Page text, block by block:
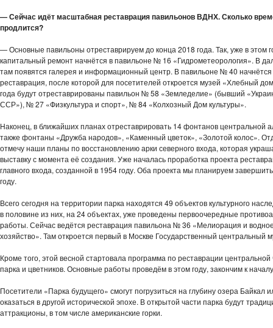
— Сейчас идёт масштабная реставрация павильонов ВДНХ. Сколько
продлится?
— Основные павильоны отреставрируем до конца 2018 года. Так, уже в этом
капитальный ремонт начнётся в павильоне № 16 «Гидрометеорология». В
там появятся галерея и информационный центр. В павильоне № 40 начнётся
реставрация, после которой для посетителей откроется музей «Хлебный
года будут отреставрированы павильон № 58 «Земледелие» (бывший
ССР»), № 27 «Физкультура и спорт», № 84 «Колхозный Дом культуры».
Наконец, в ближайших планах отреставрировать 14 фонтанов центральной
также фонтаны «Дружба народов», «Каменный цветок», «Золотой колос».
отмечу наши планы по восстановлению арки северного входа, которая
выставку с момента её создания. Уже началась проработка проекта
главного входа, созданной в 1954 году. Оба проекта мы планируем
году.
Всего сегодня на территории парка находятся 49 объектов культурного
в половине из них, на 24 объектах, уже проведены первоочередные
работы. Сейчас ведётся реставрация павильона № 36 «Мелиорация и
хозяйство». Там откроется первый в Москве Государственный центральный
Кроме того, этой весной стартовала программа по реставрации центральной
парка и цветников. Основные работы проведём в этом году, закончим к
Посетители «Парка будущего» смогут погрузиться на глубину озера Байкал
оказаться в другой исторической эпохе. В открытой части парка будут
аттракционы, в том числе американские горки.